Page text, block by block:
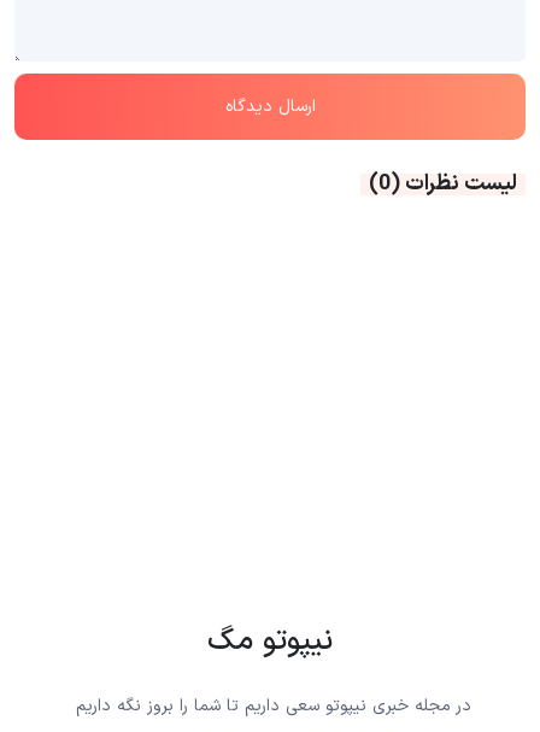
لیست نظرات(0)
نیپوتو مگ
در مجله خبری نیپوتو سعی داریم تا شما را بروز نگه داریم